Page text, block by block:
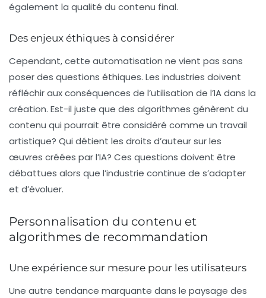
également la qualité du contenu final.
Des enjeux éthiques à considérer
Cependant, cette automatisation ne vient pas sans
poser des questions éthiques. Les industries doivent
réfléchir aux conséquences de l’utilisation de l’IA dans la
création. Est-il juste que des algorithmes génèrent du
contenu qui pourrait être considéré comme un travail
artistique? Qui détient les droits d’auteur sur les
œuvres créées par l’IA? Ces questions doivent être
débattues alors que l’industrie continue de s’adapter
et d’évoluer.
Personnalisation du contenu et
algorithmes de recommandation
Une expérience sur mesure pour les utilisateurs
Une autre tendance marquante dans le paysage des